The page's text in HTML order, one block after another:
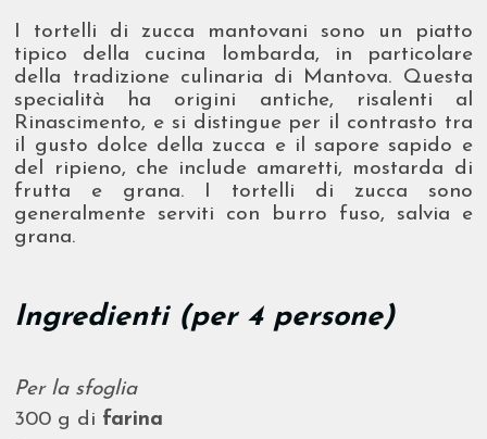
I tortelli di zucca mantovani sono un piatto
tipico della cucina lombarda, in particolare
della tradizione culinaria di Mantova. Questa
specialità ha origini antiche, risalenti al
Rinascimento, e si distingue per il contrasto tra
il gusto dolce della zucca e il sapore sapido e
del ripieno, che include amaretti, mostarda di
frutta e grana. I tortelli di zucca sono
generalmente serviti con burro fuso, salvia e
grana.
Ingredienti (per 4 persone)
Per la sfoglia
300 g di farina